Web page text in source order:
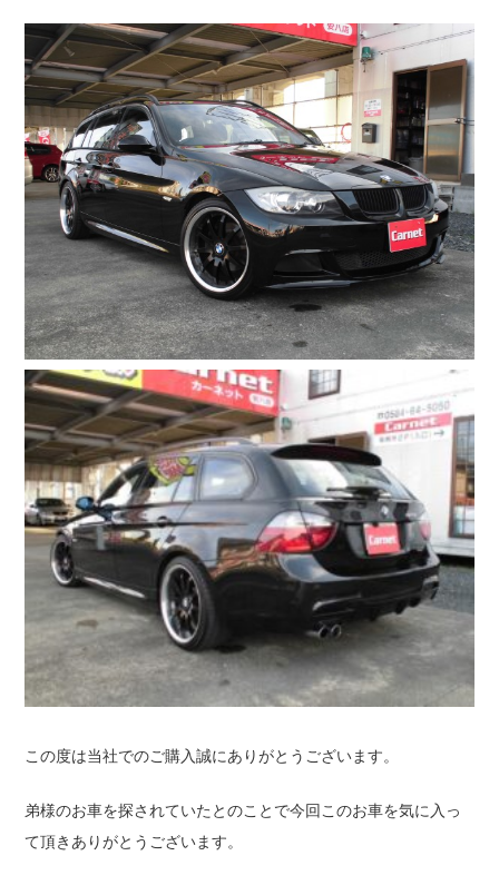
この度は当社でのご購入誠にありがとうございます。
弟様のお車を探されていたとのことで今回このお車を気に入っ
て頂きありがとうございます。